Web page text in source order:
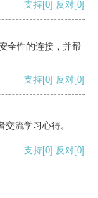
支持[0] 反对[0]
全性的连接，并帮
支持[0] 反对[0]
流学习心得。
支持[0] 反对[0]